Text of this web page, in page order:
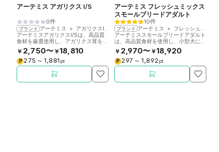
アーテミス アガリクス I/S
0件
ブランド アーテミス > アガリクスI/S
アーテミスアガリクスI/Sは、高品質
食材を厳選使用し、アガリクス茸を配
合した全年齢対応ドッグフードです。
￥ 2,750〜 ￥18,810
P 275 〜 1,881 pt
アーテミス フレッシュミックス
スモールブリードアダルト
10件
ブランド アーテミス > フレッシュミックス
アーテミススモールブリードアダルト
は、高品質食材を使用し、小型犬に必
要な栄養を配合した成犬用ドッグフー
ドです。
￥ 2,970〜 ￥18,920
P 297 〜 1,892 pt